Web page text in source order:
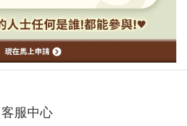
客服中心